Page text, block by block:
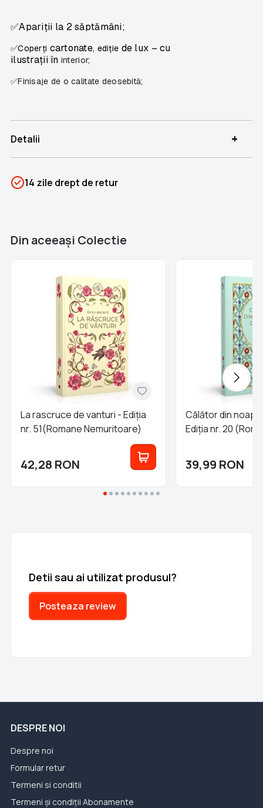
✅Apariții la 2 săptămâni;
✅Coperți cartonate, ediție de lux – cu
ilustrații în interior;
✅Finisaje de o calitate deosebită;
Detalii +
Categorii
Romane Nemuritoare
14 zile drept de retur
Din aceeaşi Colectie
La rascruce de vanturi - Ediția
nr. 51(Romane Nemuritoare)
42,28 RON
Călător din
Ediția nr. 20
39,99 RON
Detii sau ai utilizat produsul?
Posteaza review
DESPRE NOI
Despre noi
Formular retur
Termeni si conditii
Termeni și condiții Abonamente